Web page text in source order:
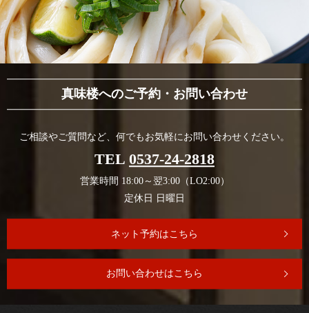
真味楼へのご予約・お問い合わせ
ご相談やご質問など、何でもお気軽にお問い合わせください。
TEL 0537-24-2818
営業時間 18:00～翌3:00（LO2:00）
定休日 日曜日
ネット予約はこちら
お問い合わせはこちら